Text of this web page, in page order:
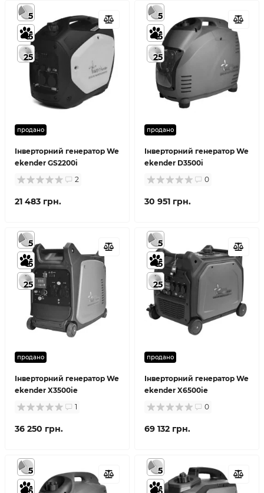
продано
Інверторний генератор We
ekender GS2200i
5
5
25
2
21 483 грн.
продано
Інверторний генератор We
ekender D3500i
5
5
25
0
30 951 грн.
продано
Інверторний генератор We
ekender X3500ie
5
5
25
1
36 250 грн.
продано
Інверторний генератор We
ekender X6500ie
5
5
25
0
69 132 грн.
5
5